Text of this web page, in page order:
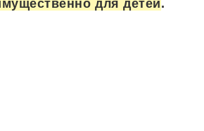
для детей.